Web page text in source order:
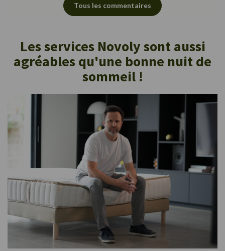
Tous les commentaires
Les services Novoly sont aussi
agréables qu'une bonne nuit de
sommeil !